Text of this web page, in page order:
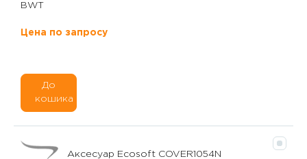
BWT
Цена по запросу
До
кошика
Аксесуар Ecosoft COVER1054N